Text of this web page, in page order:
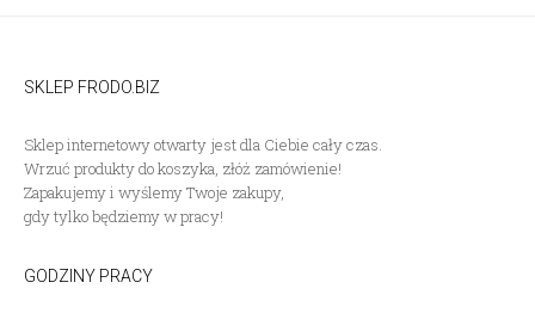
SKLEP FRODO.BIZ
Sklep internetowy otwarty jest dla Ciebie cały czas.
Wrzuć produkty do koszyka, złóż zamówienie!
Zapakujemy i wyślemy Twoje zakupy,
gdy tylko będziemy w pracy!
GODZINY PRACY